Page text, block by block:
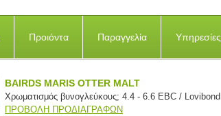
Προιόντα Παραγγελία Υπηρεσίες
BAIRDS MARIS OTTER MALT
Χρωματισμός βυνογλεύκους; 4.4 - 6.6 EBC / Lovibond
ΠΡΟΒΟΛΗ ΠΡΟΔΙΑΓΡΑΦΩΝ